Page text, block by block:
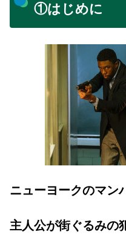
①はじめに
ニューヨークのマン
主人公が街ぐるみの